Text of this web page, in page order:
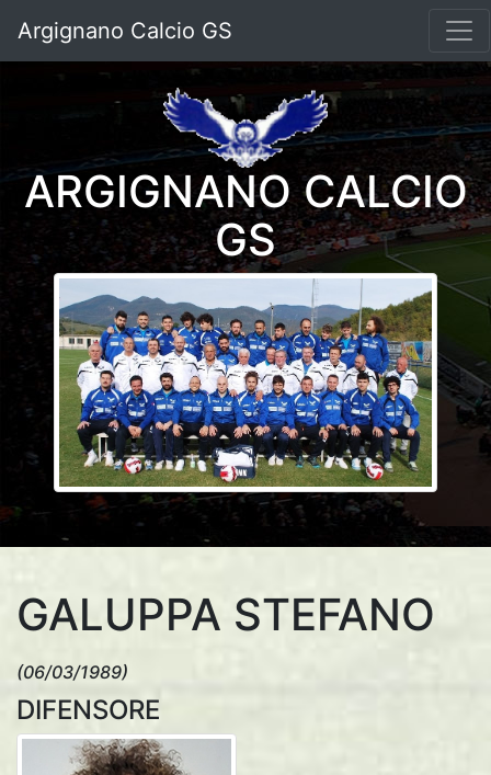
Argignano Calcio GS
ARGIGNANO CALCIO
GS
GALUPPA STEFANO
(06/03/1989)
DIFENSORE